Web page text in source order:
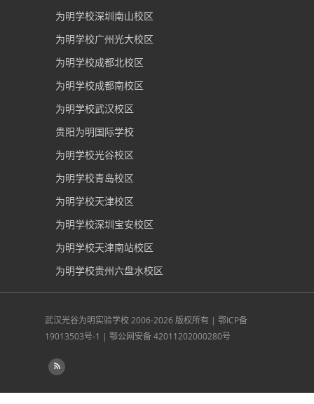
为明学校深圳南山校区
为明学校广州光大校区
为明学校成都北校区
为明学校成都南校区
为明学校武汉校区
贵阳为明国际学校
为明学校光谷校区
为明学校青岛校区
为明学校天津校区
为明学校深圳宝安校区
为明学校天津南站校区
为明学校贵州六盘水校区
武汉光谷为明实验学校2006-2026 版权所有 | 鄂ICP备
19013503号-1 | 鄂公网安备 42011202000280号